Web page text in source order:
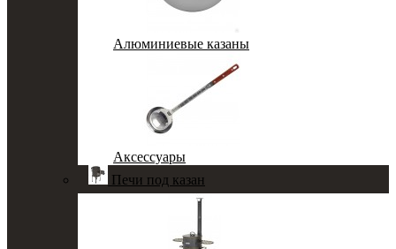
Алюминиевые казаны
Аксессуары
Печи под казан